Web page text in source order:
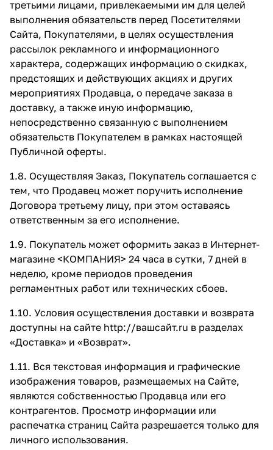
третьими лицами, привлекаемыми им для целей
выполнения обязательств перед Посетителями
Сайта, Покупателями, в целях осуществления
рассылок рекламного и информационного
характера, содержащих информацию о скидках,
предстоящих и действующих акциях и других
мероприятиях Продавца, о передаче заказа в
доставку, а также иную информацию,
непосредственно связанную с выполнением
обязательств Покупателем в рамках настоящей
Публичной оферты.
1.8. Осуществляя Заказ, Покупатель соглашается с
тем, что Продавец может поручить исполнение
Договора третьему лицу, при этом оставаясь
ответственным за его исполнение.
1.9. Покупатель может оформить заказ в Интернет-
магазине <КОМПАНИЯ> 24 часа в сутки, 7 дней в
неделю, кроме периодов проведения
регламентных работ или технических сбоев.
1.10. Условия осуществления доставки и возврата
доступны на сайте http://вашсайт.ru в разделах
«Доставка» и «Возврат».
1.11. Вся текстовая информация и графические
изображения товаров, размещаемых на Сайте,
являются собственностью Продавца или его
контрагентов. Просмотр информации или
распечатка страниц Сайта разрешается только для
личного использования.